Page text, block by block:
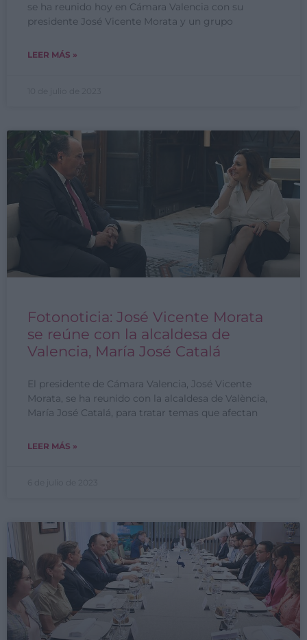
se ha reunido hoy en Cámara Valencia con su
presidente José Vicente Morata y un grupo
LEER MÁS »
Fotonoticia: José Vicente Morata
se reúne con la alcaldesa de
Valencia, María José Catalá
El presidente de Cámara Valencia, José Vicente
Morata, se ha reunido con la alcaldesa de València,
María José Catalá, para tratar temas que afectan
LEER MÁS »